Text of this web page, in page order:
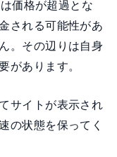
価格が超過とな
される可能性があ
。その辺りは自身
があります。
サイトが表示され
の状態を保ってく